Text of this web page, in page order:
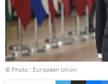
© Photo : European Union